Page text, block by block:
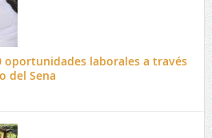
oportunidades laborales a través
del Sena